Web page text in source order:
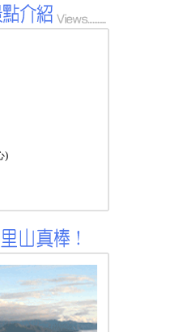
)